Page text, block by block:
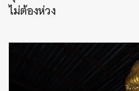
ไม่ต้องห่วง